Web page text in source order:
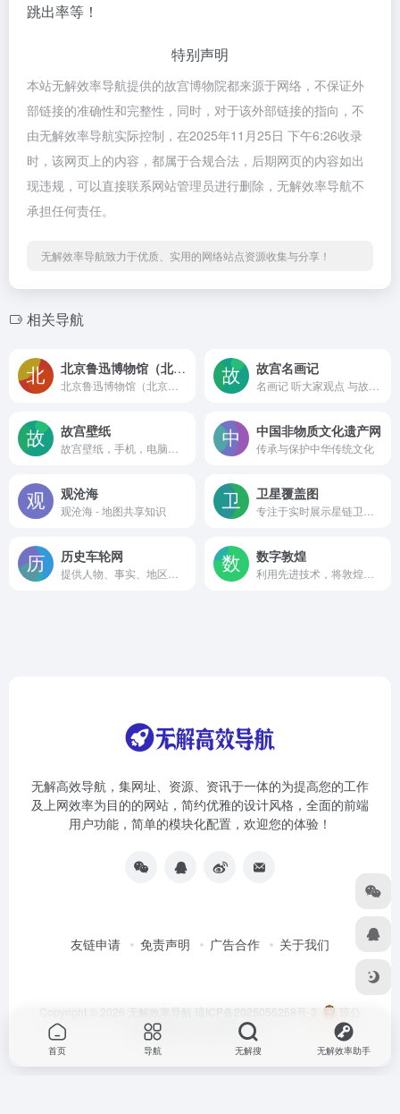
跳出率等！
特别声明
本站无解效率导航提供的故宫博物院都来源于网络，不保证外
部链接的准确性和完整性，同时，对于该外部链接的指向，不
由无解效率导航实际控制，在2025年11月25日 下午6:26收录
时，该网页上的内容，都属于合规合法，后期网页的内容如出
现违规，可以直接联系网站管理员进行删除，无解效率导航不
承担任何责任。
无解效率导航致力于优质、实用的网络站点资源收集与分享！
相关导航
北京鲁迅博物馆（北京新文化运动纪念馆） 故宫名画记
故宫壁纸 中国非物质文化遗产网
传承与保护中华传统文化
观沧海
观沧海 - 地图共享知识
卫星覆盖图
历史车轮网 数字敦煌
无解高效导航，集网址、资源、资讯于一体的为提高您的工作
及上网效率为目的的网站，简约优雅的设计风格，全面的前端
用户功能，简单的模块化配置，欢迎您的体验！
友链申请 免责声明 广告合作 关于我们
Copyright © 2026 无解效率导航 琼ICP备2025055258号-3
琼公
网安备46010002000981号
首页 导航 无解搜 无解效率助手